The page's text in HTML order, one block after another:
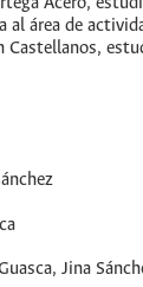
al área de
Castellanos,
Jina